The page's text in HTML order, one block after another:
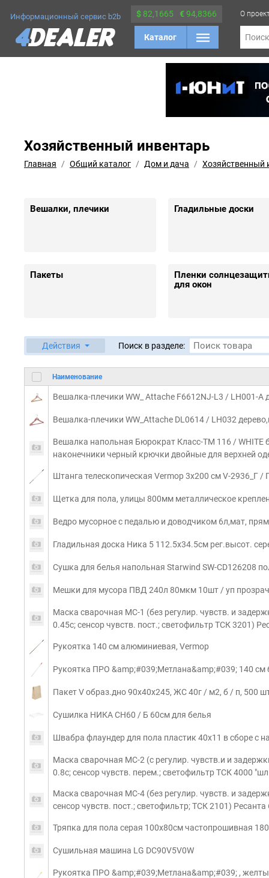
Информационный сервис b2b $ 82,1665 €94,8366
Каталог
О
Поиск
Хозяйственный инвентарь
Главная Общий каталог Дом и дача Хозяйственный
Вешалки, плечики Гладильные доски
Пакеты
Пленки
для окон
Действия Поиск в разделе:
Наименование
Вешалка-плечики WW_ Attache F6612NJ-L3 / LH001-
Вешалка-плечики WW_Attache DL0614 / LH032
Вешалка напольная Бюрократ Класс-ТМ 116 / WHITE
наконечники черный крючки двойные для верхней
Штанга телескопическая Vermop 3х200 см V-2936_Г /
Щетка для пола, улицы 800мм металлическое
Ведро мусорное с педалью и доводчиком 6л,мат,
Гладильная доска Ника 5 112.5x34.5см рег.высот.
Сушка для белья напольная Starwind SW-CD126208
Мешки для мусора ПВД 240л 80мкм 10шт / уп
Маска сварочная МС-1 (без регулир. чувств. и
0.45с; сенсор чувств. пост.; светофильтр ТСК 3201)
Рукоятка 140 см алюминиевая, Vermop
Рукоятка ПРО &amp;#039;Метлана&amp;#039; 140
Пакет V образ.дно 90х40х245, ЖС 40г / м2, б / п, 500
Сушилка НИКА СН60 / Б 60см для белья
Швабра флаундер для пола пластик 40х11 в сборе с
Маска сварочная МС-2 (с регулир. чувств.и и
0.8с; сенсор чувств. перем.; светофильтр ТСК 4000
Маска сварочная МС-4 (без регулир. чувств. и
сенсор чувств. пост.; светофильтр; ТСК 2101) Ресанта
Тряпка для пола серая 100х80см частопрошивная
Сушильная машина LG DC90V5V0W
Рукоятка ПРО &amp;#039;Метлана&amp;#039; ,